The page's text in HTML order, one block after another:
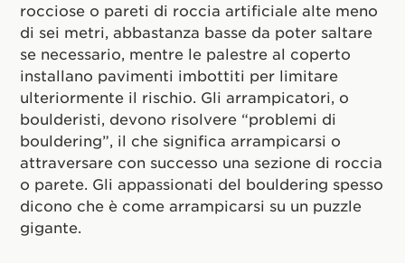
rocciose o pareti di roccia artificiale alte meno
di sei metri, abbastanza basse da poter saltare
se necessario, mentre le palestre al coperto
installano pavimenti imbottiti per limitare
ulteriormente il rischio. Gli arrampicatori, o
boulderisti, devono risolvere “problemi di
bouldering”, il che significa arrampicarsi o
attraversare con successo una sezione di roccia
o parete. Gli appassionati del bouldering spesso
dicono che è come arrampicarsi su un puzzle
gigante.